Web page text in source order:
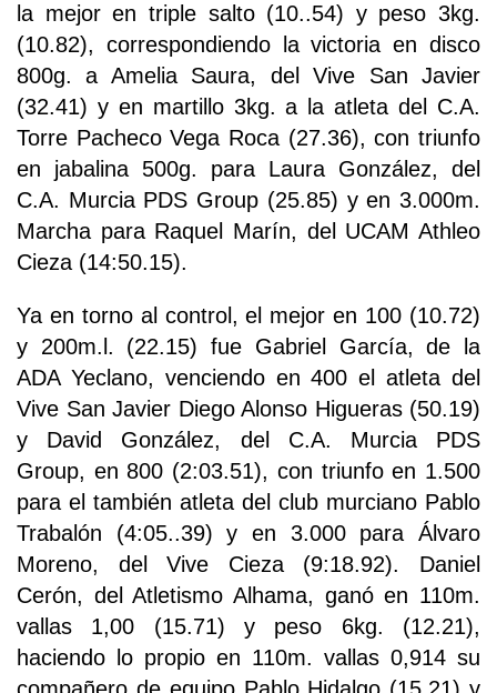
la mejor en triple salto (10..54) y peso 3kg.
(10.82), correspondiendo la victoria en disco
800g. a Amelia Saura, del Vive San Javier
(32.41) y en martillo 3kg. a la atleta del C.A.
Torre Pacheco Vega Roca (27.36), con triunfo
en jabalina 500g. para Laura González, del
C.A. Murcia PDS Group (25.85) y en 3.000m.
Marcha para Raquel Marín, del UCAM Athleo
Cieza (14:50.15).
Ya en torno al control, el mejor en 100 (10.72)
y 200m.l. (22.15) fue Gabriel García, de la
ADA Yeclano, venciendo en 400 el atleta del
Vive San Javier Diego Alonso Higueras (50.19)
y David González, del C.A. Murcia PDS
Group, en 800 (2:03.51), con triunfo en 1.500
para el también atleta del club murciano Pablo
Trabalón (4:05..39) y en 3.000 para Álvaro
Moreno, del Vive Cieza (9:18.92). Daniel
Cerón, del Atletismo Alhama, ganó en 110m.
vallas 1,00 (15.71) y peso 6kg. (12.21),
haciendo lo propio en 110m. vallas 0,914 su